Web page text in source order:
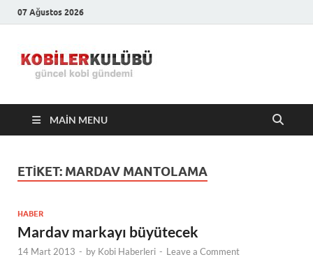
07 Ağustos 2026
Kulübü –
En Güncel
Kobi
MAIN MENU
ETIKET: MARDAV MANTOLAMA
HABER
Mardav markayı büyütecek
14 Mart 2013 - by Kobi Haberleri - Leave a Comment